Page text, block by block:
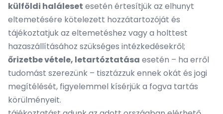
külföldi haláleset esetén értesítjük az elhunyt
eltemetésére kötelezett hozzátartozóját és
tájékoztatjuk az eltemetéshez vagy a holttest
hazaszállításához szükséges intézkedésekről;
őrizetbe vétele, letartóztatása esetén – ha erről
tudomást szerezünk – tisztázzuk ennek okát és jogi
megítélését, figyelemmel kísérjük a fogva tartás
körülményeit.